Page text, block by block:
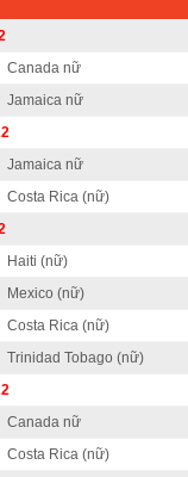
Canada nữ
Jamaica nữ
Jamaica nữ
Costa Rica (nữ)
Haiti (nữ)
Mexico (nữ)
Costa Rica (nữ)
Trinidad Tobago (nữ)
Canada nữ
Costa Rica (nữ)